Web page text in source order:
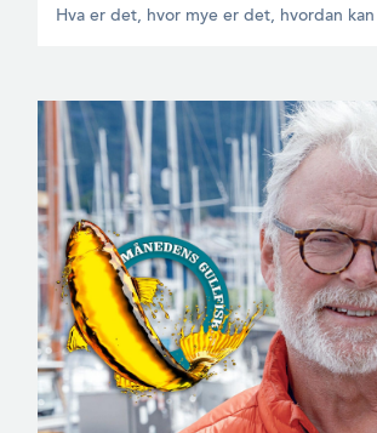
Hva er det, hvor mye er det, hvordan